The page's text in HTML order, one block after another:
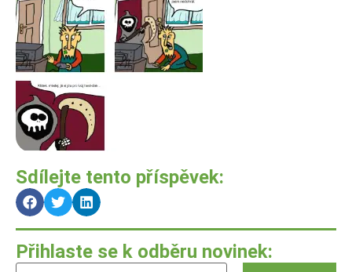
Sdílejte tento příspěvek:
Přihlaste se k odběru novinek: